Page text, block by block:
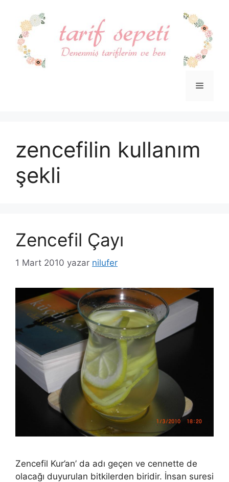
Menü
zencefilin kullanım
şekli
Zencefil Çayı
1 Mart 2010 yazar nilufer
Zencefil Kur’an’ da adı geçen ve cennette de
olacağı duyurulan bitkilerden biridir. İnsan suresi